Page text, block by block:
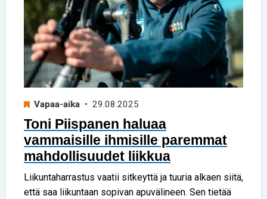
Vapaa-aika • 29.08.2025
Toni Piispanen haluaa
vammaisille ihmisille paremmat
mahdollisuudet liikkua
Liikuntaharrastus vaatii sitkeyttä ja tuuria alkaen siitä,
että saa liikuntaan sopivan apuvälineen. Sen tietää